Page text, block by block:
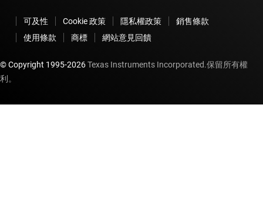
可及性 Cookie 政策 隱私權政策
銷售條款
使用條款
商標 網站意見回饋
© Copyright 1995-2026Texas Instruments Incorporated.保留所有權
利。